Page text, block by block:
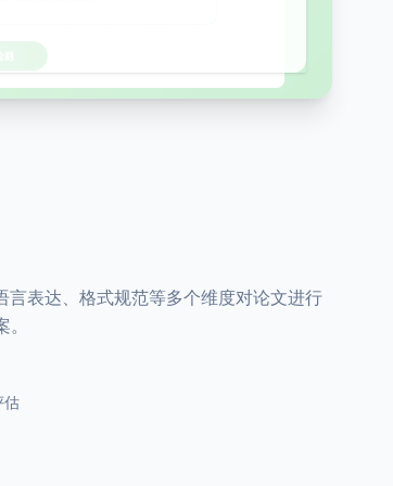
表达、格式规范等多个维度对论文进行
估